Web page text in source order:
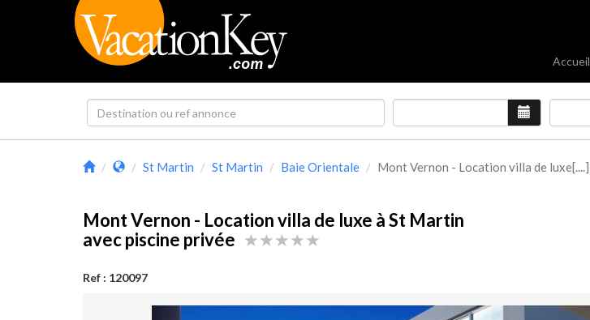
Accueil
St Martin St Martin Baie Orientale Mont Vernon - Location villa de luxe[....]
Mont Vernon - Location villa de luxe à St Martin
avec piscine privée
Ref : 120097